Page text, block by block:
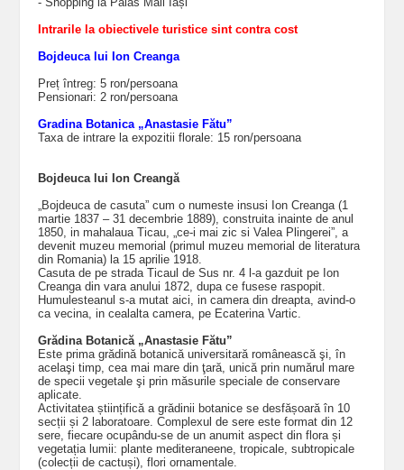
Intrarile la obiectivele turistice sint contra cost
Bojdeuca lui Ion Creanga
Preț întreg: 5 ron/persoana
Pensionari: 2 ron/persoana
Gradina Botanica „Anastasie Fătu”
Taxa de intrare la expozitii florale: 15 ron/persoana
Bojdeuca lui Ion Creangă
„Bojdeuca de casuta” cum o numeste insusi Ion Creanga (1
martie 1837 – 31 decembrie 1889), construita inainte de anul
1850, in mahalaua Ticau, „ce-i mai zic si Valea Plingerei”, a
devenit muzeu memorial (primul muzeu memorial de literatura
din Romania) la 15 aprilie 1918.
Casuta de pe strada Ticaul de Sus nr. 4 l-a gazduit pe Ion
Creanga din vara anului 1872, dupa ce fusese raspopit.
Humulesteanul s-a mutat aici, in camera din dreapta, avind-o
ca vecina, in cealalta camera, pe Ecaterina Vartic.
Grădina Botanică „Anastasie Fătu”
Este prima grădină botanică universitară românească şi, în
acelaşi timp, cea mai mare din ţară, unică prin numărul mare
de specii vegetale şi prin măsurile speciale de conservare
aplicate.
Activitatea științifică a grădinii botanice se desfășoară în 10
secții și 2 laboratoare. Complexul de sere este format din 12
sere, fiecare ocupându-se de un anumit aspect din flora și
vegetația lumii: plante mediteraneene, tropicale, subtropicale
(colecții de cactuși), flori ornamentale.